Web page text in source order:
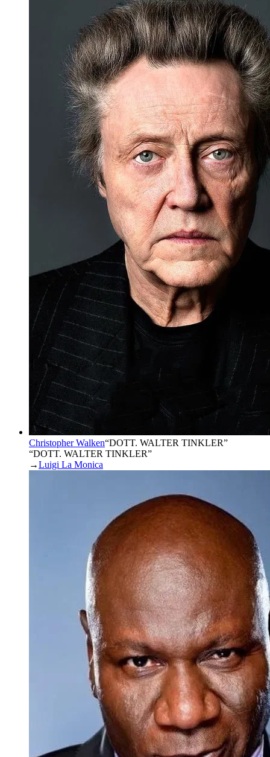
Christopher Walken“DOTT. WALTER TINKLER”
“DOTT. WALTER TINKLER”
→Luigi La Monica